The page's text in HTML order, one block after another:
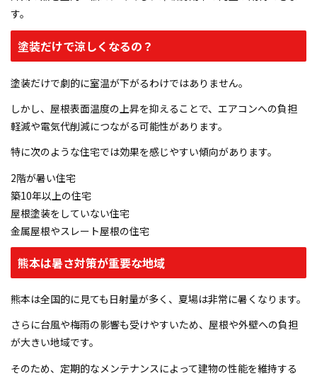
す。
塗装だけで涼しくなるの？
塗装だけで劇的に室温が下がるわけではありません。
しかし、屋根表面温度の上昇を抑えることで、エアコンへの負担
軽減や電気代削減につながる可能性があります。
特に次のような住宅では効果を感じやすい傾向があります。
2階が暑い住宅
築10年以上の住宅
屋根塗装をしていない住宅
金属屋根やスレート屋根の住宅
熊本は暑さ対策が重要な地域
熊本は全国的に見ても日射量が多く、夏場は非常に暑くなります。
さらに台風や梅雨の影響も受けやすいため、屋根や外壁への負担
が大きい地域です。
そのため、定期的なメンテナンスによって建物の性能を維持する